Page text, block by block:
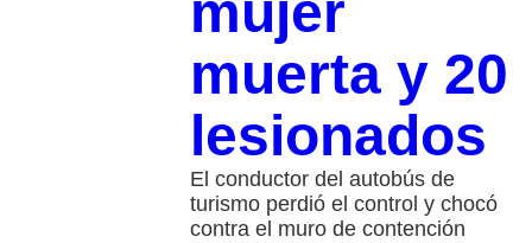
mujer
muerta y 20
lesionados
El conductor del autobús de
turismo perdió el control y chocó
contra el muro de contención